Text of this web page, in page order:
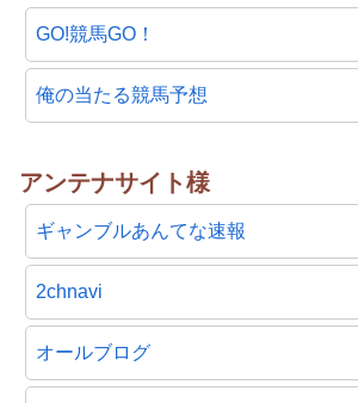
GO!競馬GO！
俺の当たる競馬予想
アンテナサイト様
ギャンブルあんてな速報
2chnavi
オールブログ